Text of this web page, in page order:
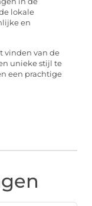
lokale
en
vinden van de
unieke stijl te
een prachtige